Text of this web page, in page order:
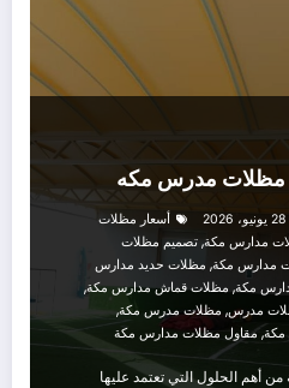
مدرس مكه
28 يونيو، 2026
أسعار مظلات
مدارس مكة, تصميم مظلات
مدارس مكة, مظلات حديد مدارس
مكة, مظلات قماش مدارس مكة,
مدرس, مظلات مدرس مكة,
مكة,مقاول مظلات مدارس مكة
أهم الحلول التي تعتمد عليها